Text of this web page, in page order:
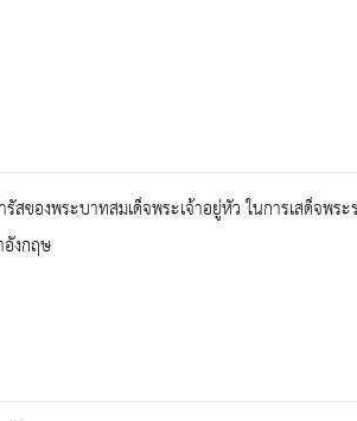
สของพระบาทสมเด็จพระเจ้าอยู่หัว ในการเสด็จพ
งกฤษ